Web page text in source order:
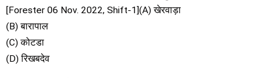
[Forester 06 Nov. 2022, Shift-1](A) खेरवाड़ा
(B) बारापाल
(C) कोटडा
(D) रिखबदेव